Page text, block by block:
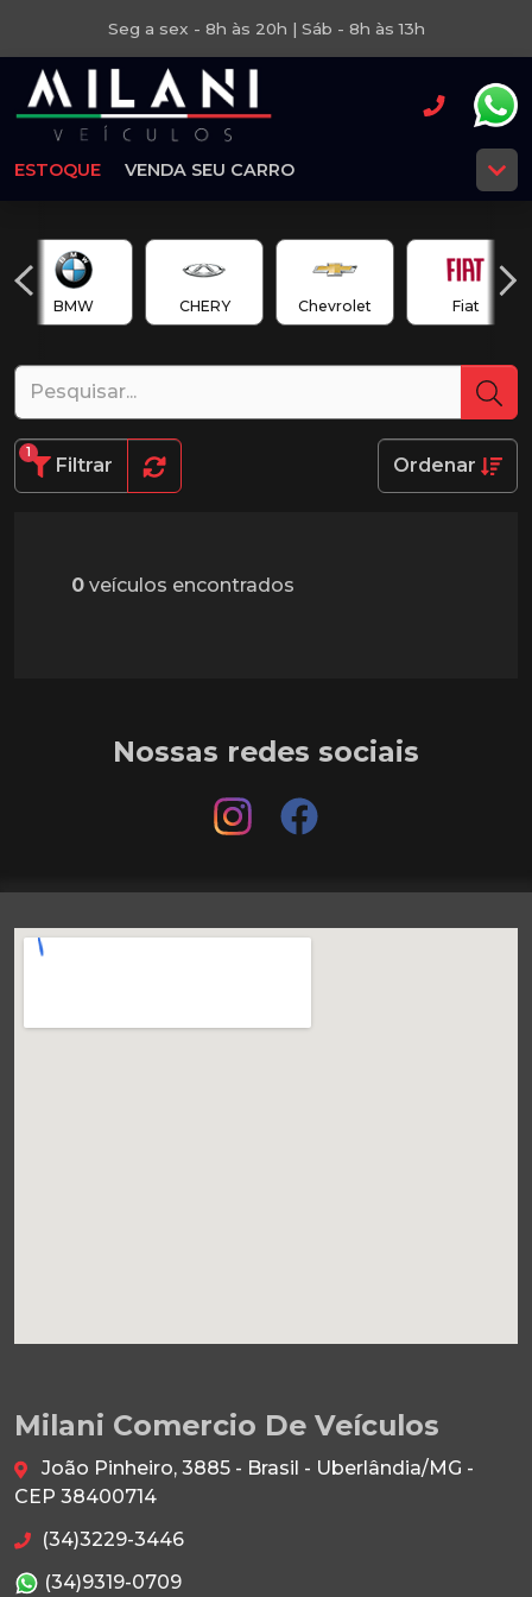
Seg a sex - 8h às 20h | Sáb - 8h às 13h
ESTOQUE VENDA SEU CARRO
BMW CHERY Chevrolet Fiat
Filtrar
1
Ordenar
0 veículos encontrados
Nossas redes sociais
Milani Comercio De Veículos
João Pinheiro, 3885 - Brasil - Uberlândia/MG -
CEP 38400714
(34)3229-3446
(34)9319-0709